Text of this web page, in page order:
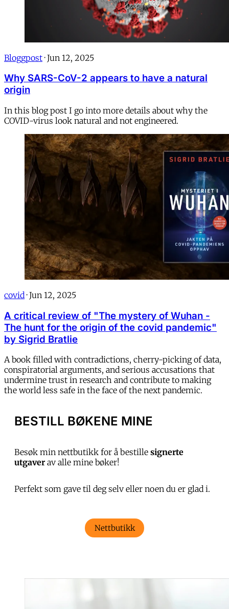
Bloggpost · Jun 12, 2025
Why SARS-CoV-2 appears to have a natural
origin
In this blog post I go into more details about why the
COVID-virus look natural and not engineered.
covid · Jun 12, 2025
A critical review of "The mystery of Wuhan -
The hunt for the origin of the covid pandemic"
by Sigrid Bratlie
A book filled with contradictions, cherry-picking of data,
conspiratorial arguments, and serious accusations that
undermine trust in research and contribute to making
the world less safe in the face of the next pandemic.
BESTILL BØKENE MINE
Besøk min nettbutikk for å bestille signerte
utgaverav alle mine bøker!
Perfekt som gave til deg selv eller noen du er glad i.
Nettbutikk